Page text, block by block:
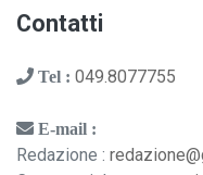
Contatti
Tel : 049.8077755
E-mail :
Redazione :